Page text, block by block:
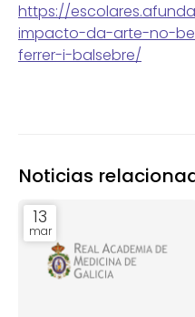
https://
impacto-da-arte-no-
ferrer-i-balsebre/
Noticias
13
mar